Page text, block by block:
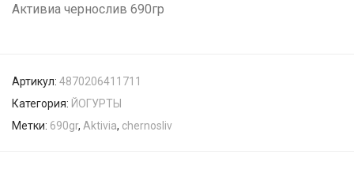
Активиа чернослив 690гр
Артикул: 4870206411711
Категория: ЙОГУРТЫ
Метки: 690gr, Aktivia, chernosliv